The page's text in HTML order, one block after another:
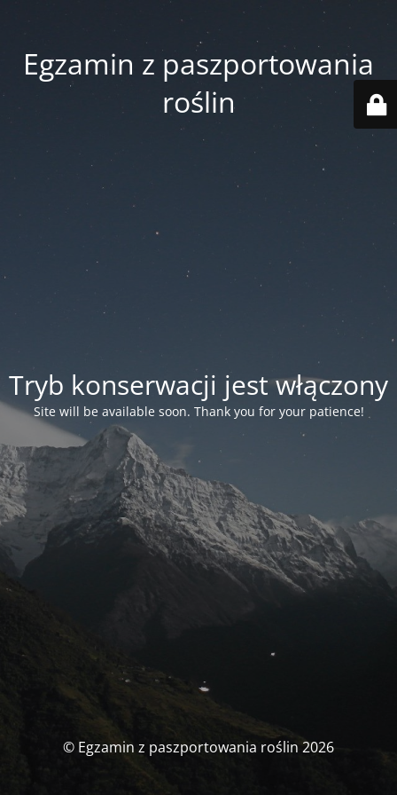
Egzamin z paszportowania
roślin
Tryb konserwacji jest włączony
Site will be available soon. Thank you for your patience!
© Egzamin z paszportowania roślin 2026